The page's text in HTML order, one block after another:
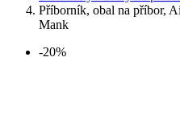
Příborník, obal na příbor,
Mank
-20%